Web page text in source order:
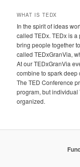
WHAT IS TEDX
In the spirit of ideas
called TEDx. TEDx is
bring people together
called TEDxGranVia,
At our TEDxGranVia
combine to spark
The TED Conference
program, but
organized.